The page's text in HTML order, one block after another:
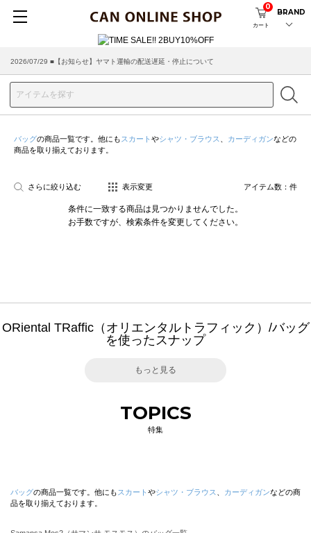
カート
0
BRAND
2026/07/29 ■【お知らせ】ヤマト運輸の配送遅延・停止について
2026/03/18 ■店舗受け取りサービスのご案内
バッグの商品一覧です。他にも スカート やシャツ・ブラウス カーディガンなどの
商品を取り揃えております。
さらに絞り込む 表示変更 アイテム数： 件
条件に一致する商品は見つかりませんでした。
お手数ですが、検索条件を変更してください。
ORiental TRaffic（オリエンタルトラフィック）/バッグ
を使ったスナップ
もっと見る
TOPICS
特集
バッグの商品一覧です。他にも スカート やシャツ・ブラウス カーディガンなどの商
品を取り揃えております。